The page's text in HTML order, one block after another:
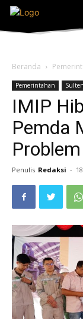
Beranda
Pemerintahan
IMIP
Pemda
Penulis Redaksi -